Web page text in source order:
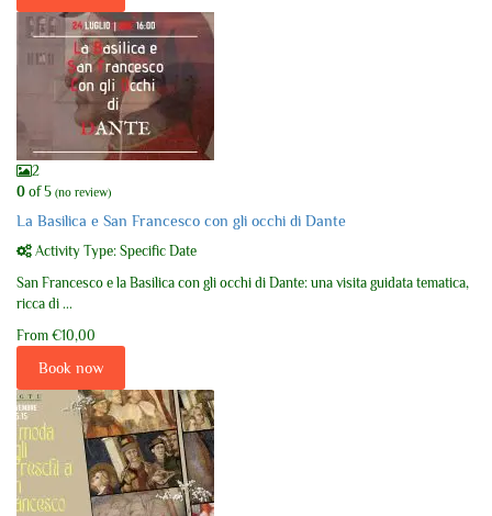
2
0 of 5 (no review)
La Basilica e San Francesco con gli occhi di Dante
Activity Type: Specific Date
San Francesco e la Basilica con gli occhi di Dante: una visita guidata tematica,
ricca di ...
From €10,00
Book now